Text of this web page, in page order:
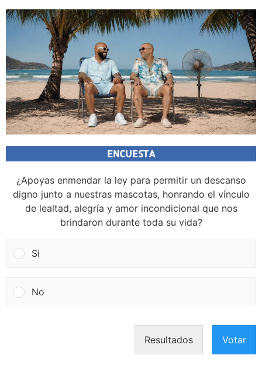
ENCUESTA
¿Apoyas enmendar la ley para permitir un descanso
digno junto a nuestras mascotas, honrando el vínculo
de lealtad, alegría y amor incondicional que nos
brindaron durante toda su vida?
Si
No
Resultados Votar